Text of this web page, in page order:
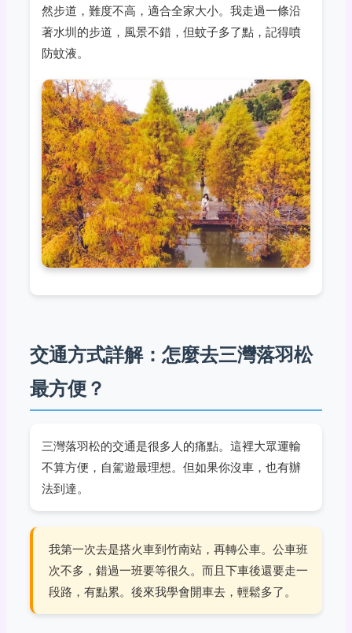
然步道，難度不高，適合全家大小。我走過一條沿
著水圳的步道，風景不錯，但蚊子多了點，記得噴
防蚊液。
交通方式詳解：怎麼去三灣落羽松
最方便？
三灣落羽松的交通是很多人的痛點。這裡大眾運輸
不算方便，自駕遊最理想。但如果你沒車，也有辦
法到達。
我第一次去是搭火車到竹南站，再轉公車。公車班
次不多，錯過一班要等很久。而且下車後還要走一
段路，有點累。後來我學會開車去，輕鬆多了。